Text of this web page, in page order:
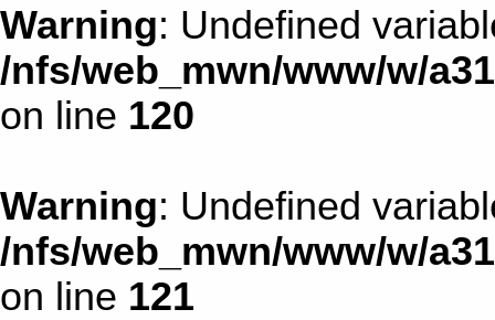
Warning: Undefined
/nfs/web_mwn/www/w/
on line 120
Warning: Undefined
/nfs/web_mwn/www/w/
on line 121